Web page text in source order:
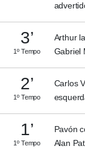
3’
1º Tempo
Arthur
Gabriel
2’
1º Tempo
Carlos
1’
1º Tempo
Pavón
Alan